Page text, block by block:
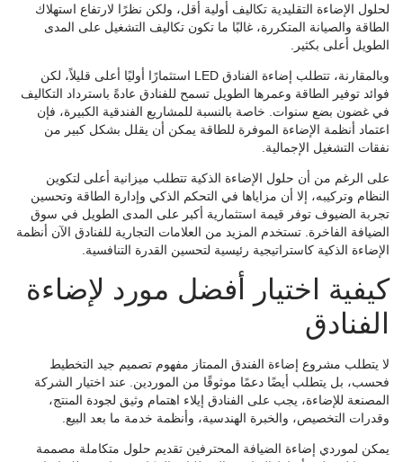
لحلول الإضاءة التقليدية تكاليف أولية أقل، ولكن نظرًا لارتفاع استهلاك
الطاقة والصيانة المتكررة، غالبًا ما تكون تكاليف التشغيل على المدى
الطويل أعلى بكثير.
وبالمقارنة، تتطلب إضاءة الفنادق LED استثمارًا أوليًا أعلى قليلاً، لكن
فوائد توفير الطاقة وعمرها الطويل تسمح للفنادق عادةً باسترداد التكاليف
في غضون بضع سنوات. خاصة بالنسبة للمشاريع الفندقية الكبيرة، فإن
اعتماد أنظمة الإضاءة الموفرة للطاقة يمكن أن يقلل بشكل كبير من
نفقات التشغيل الإجمالية.
على الرغم من أن حلول الإضاءة الذكية تتطلب ميزانية أعلى لتكوين
النظام وتركيبه، إلا أن مزاياها في التحكم الذكي وإدارة الطاقة وتحسين
تجربة الضيوف توفر قيمة استثمارية أكبر على المدى الطويل في سوق
الضيافة الفاخرة. تستخدم المزيد من العلامات التجارية للفنادق الآن أنظمة
الإضاءة الذكية كاستراتيجية رئيسية لتحسين القدرة التنافسية.
كيفية اختيار أفضل مورد لإضاءة
الفنادق
لا يتطلب مشروع إضاءة الفندق الممتاز مفهوم تصميم جيد التخطيط
فحسب، بل يتطلب أيضًا دعمًا موثوقًا من الموردين. عند اختيار الشركة
المصنعة للإضاءة، يجب على الفنادق إيلاء اهتمام وثيق لجودة المنتج،
وقدرات التخصيص، والخبرة الهندسية، وأنظمة خدمة ما بعد البيع.
يمكن لموردي إضاءة الضيافة المحترفين تقديم حلول متكاملة مصممة